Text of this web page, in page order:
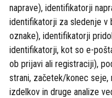
naprave), identifikatorji
identifikatorji za sledenje v
oznake), identifikatorji
identifikatorji, kot so e-
ob prijavi ali registraciji),
strani, začetek/konec seje,
izdelkov in druge analize